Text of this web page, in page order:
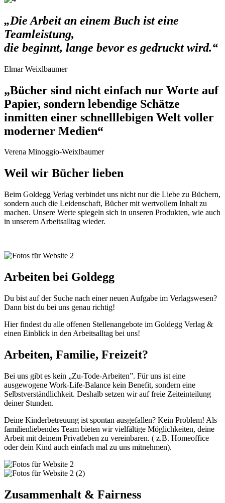
„Die Arbeit an einem Buch ist eine
Teamleistung,
die beginnt, lange bevor es gedruckt wird.“
Elmar Weixlbaumer
„Bücher sind nicht einfach nur Worte auf
Papier, sondern lebendige Schätze
inmitten einer schnelllebigen Welt voller
moderner Medien“
Verena Minoggio-Weixlbaumer
Weil wir Bücher lieben
Beim Goldegg Verlag verbindet uns nicht nur die Liebe zu Büchern,
sondern auch die Leidenschaft, Bücher mit wertvollem Inhalt zu
machen. Unsere Werte spiegeln sich in unseren Produkten, wie auch
in unserem Arbeitsalltag wieder.
Arbeiten bei Goldegg
Du bist auf der Suche nach einer neuen Aufgabe im Verlagswesen?
Dann bist du bei uns genau richtig!
Hier findest du alle offenen Stellenangebote im Goldegg Verlag &
einen Einblick in den Arbeitsalltag bei uns!
Arbeiten, Familie, Freizeit?
Bei uns gibt es kein „Zu-Tode-Arbeiten”. Für uns ist eine
ausgewogene Work-Life-Balance kein Benefit, sondern eine
Selbstverständlichkeit. Deshalb setzen wir auffreie Zeiteinteilung
deiner Stunden.
Deine Kinderbetreuung ist spontan ausgefallen? Kein Problem! Als
familienliebendes Team bieten wir vielfältige Möglichkeiten, deine
Arbeit mit deinem Privatleben zu vereinbaren. ( z.B. Homeoffice
oder dein Kind auch einfach mal zu uns mitnehmen).
Zusammenhalt & Fairness